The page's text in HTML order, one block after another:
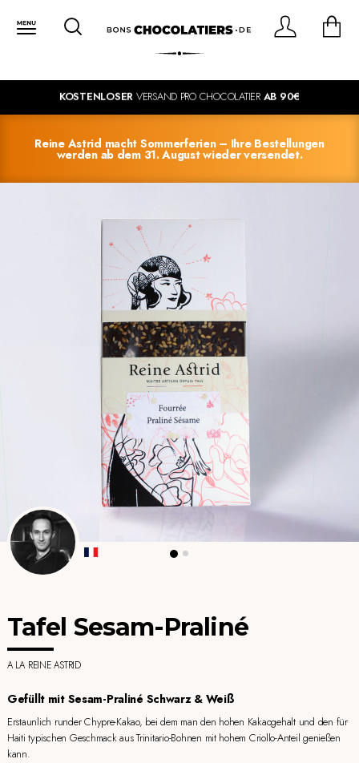
KOSTENLOSER VERSAND PRO CHOCOLATIER AB 90€
Reine Astrid macht Sommerferien – Ihre Bestellungen
werden ab dem 31. August wieder versendet.
Tafel Sesam-Praliné
A LA REINE ASTRID
Gefüllt mit Sesam-Praliné Schwarz & Weiß
Erstaunlich runder Chypre-Kakao, bei dem man den hohen Kakaogehalt und den für
Haiti typischen Geschmack aus Trinitario-Bohnen mit hohem Criollo-Anteil genießen
kann.